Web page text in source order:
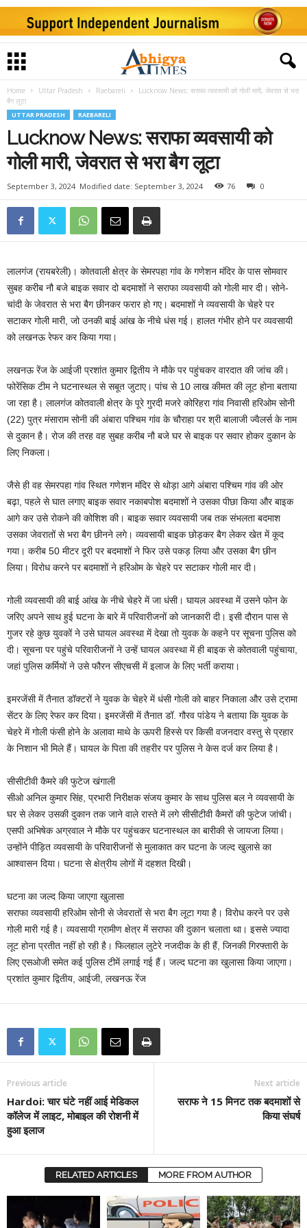
Home Uttar Pradesh Raebareli
Lucknow News: सराफा व्यवसायी को गोली मारी, जेवरात से भरा
बैग लूटा
UTTAR PRADESH RAEBARELI
Lucknow News: सराफा व्यवसायी को
गोली मारी, जेवरात से भरा बैग लूटा
September 3, 2024 Modified date: September 3, 2024 76 0
लालगंज (रायबरेली)। कोतवाली क्षेत्र के सेमरपहा गांव के गणेशन मंदिर के पास सोमवार
सुबह करीब नौ बजे बाइक सवार दो बदमाशों ने सराफा व्यवसायी को गोली मार दी। सोने-
चांदी के जेवरात से भरा बैग छीनकर फरार हो गए। बदमाशों ने व्यवसायी के चेहरे पर
सटाकर गोली मारी, जो उनकी बाई आंख के नीचे धंस गई। हालत गंभीर होने पर व्यवसायी
को लखनऊ रेफर कर किया गया।
लखनऊ रेंज के आईजी प्रशांत कुमार द्वितीय ने मौके पर पहुंचकर वारदात की जांच की।
फोरेंसिक टीम ने घटनास्थल से सबूत जुटाए। पांच से 10 लाख कीमत की लूट होना बताया
जा रहा है। लालगंज कोतवाली क्षेत्र के पूरे गुरदी मजरे कोरिहरा गांव निवासी हरिओम सोनी
(22) पुत्र मंसाराम सोनी की अंबारा पश्चिम गांव के चौराहा पर श्री बालाजी ज्वैलर्स के नाम
से दुकान है। रोज की तरह वह सुबह करीब नौ बजे घर से बाइक पर सवार होकर दुकान के
लिए निकला।
जैसे ही वह सेमरपहा गांव स्थित गणेशन मंदिर से थोड़ा आगे अंबारा पश्चिम गांव की ओर
बढ़ा, पहले से घात लगाए बाइक सवार नकाबपोश बदमाशों ने उसका पीछा किया और बाइक
आगे कर उसे रोकने की कोशिश की। बाइक सवार व्यवसायी जब तक संभलता बदमाश
उसका जेवरातों से भरा बैग छीनने लगे। व्यवसायी बाइक छोड़कर बैग लेकर खेत में कूद
गया। करीब 50 मीटर दूरी पर बदमाशों ने फिर उसे पकड़ लिया और उसका बैग छीन
लिया। विरोध करने पर बदमाशों ने हरिओम के चेहरे पर सटाकर गोली मार दी।
गोली व्यवसायी की बाई आंख के नीचे चेहरे में जा धंसी। घायल अवस्था में उसने फोन के
जरिए अपने साथ हुई घटना के बारे में परिवारीजनों को जानकारी दी। इसी दौरान पास से
गुजर रहे कुछ युवकों ने उसे घायल अवस्था में देखा तो युवक के कहने पर सूचना पुलिस को
दी। सूचना पर पहुंचे परिवारीजनों ने उन्हें घायल अवस्था में ही बाइक से कोतवाली पहुंचाया,
जहां पुलिस कर्मियों ने उसे फौरन सीएचसी में इलाज के लिए भर्ती कराया।
इमरजेंसी में तैनात डॉक्टरों ने युवक के चेहरे में धंसी गोली को बाहर निकाला और उसे ट्रामा
सेंटर के लिए रेफर कर दिया। इमरजेंसी में तैनात डॉ. गौरव पांडेय ने बताया कि युवक के
चेहरे में गोली फंसी होने के अलावा माथे के ऊपरी हिस्से पर किसी वजनदार वस्तु से प्रहार
के निशान भी मिले हैं। घायल के पिता की तहरीर पर पुलिस ने केस दर्ज कर लिया है।
सीसीटीवी कैमरे की फुटेज खंगाली
सीओ अनिल कुमार सिंह, प्रभारी निरीक्षक संजय कुमार के साथ पुलिस बल ने व्यवसायी के
घर से लेकर उसकी दुकान तक जाने वाले रास्ते में लगे सीसीटीवी कैमरों की फुटेज जांची।
एसपी अभिषेक अग्रवाल ने मौके पर पहुंचकर घटनास्थल का बारीकी से जायजा लिया।
उन्होंने पीड़ित व्यवसायी के परिवारीजनों से मुलाकात कर घटना के जल्द खुलासे का
आश्वासन दिया। घटना से क्षेत्रीय लोगों में दहशत दिखी।
घटना का जल्द किया जाएगा खुलासा
सराफा व्यवसायी हरिओम सोनी से जेवरातों से भरा बैग लूटा गया है। विरोध करने पर उसे
गोली मारी गई है। व्यवसायी ग्रामीण क्षेत्र में सराफा की दुकान चलाता था। इससे ज्यादा
लूट होना प्रतीत नहीं हो रही है। फिलहाल लुटेरे नजदीक के ही हैं, जिनकी गिरफ्तारी के
लिए एसओजी समेत कई पुलिस टीमें लगाई गई हैं। जल्द घटना का खुलासा किया जाएगा।
प्रशांत कुमार द्वितीय, आईजी, लखनऊ रेंज
Previous article
Hardoi: चार घंटे नहीं आई मेडिकल
कॉलेज में लाइट, मोबाइल की रोशनी में
हुआ इलाज
Next article
सराफ ने 15 मिनट तक बदमाशों से
किया संघर्ष
RELATED ARTICLES MORE FROM AUTHOR